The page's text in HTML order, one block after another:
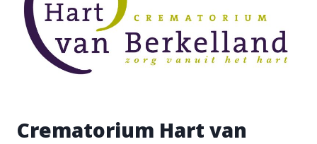
Crematorium Hart van